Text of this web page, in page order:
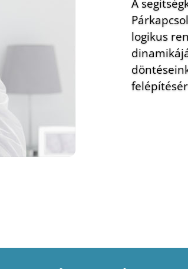
A
logikus